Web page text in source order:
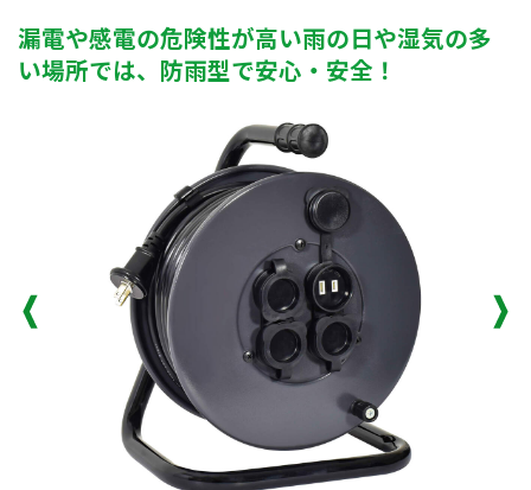
漏電や感電の危険性が高い雨の日や湿気の多
い場所では、防雨型で安心・安全！